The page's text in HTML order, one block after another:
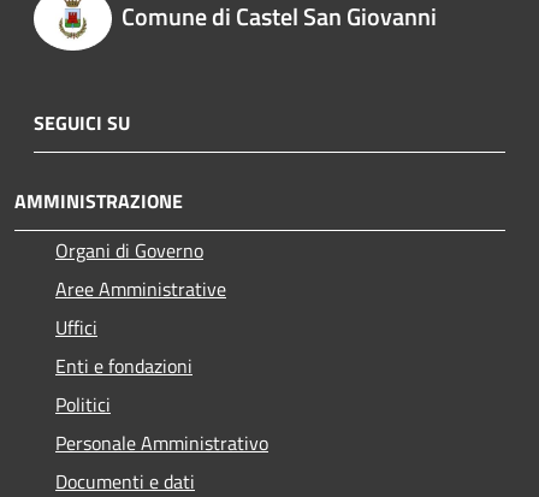
Comune di Castel San Giovanni
SEGUICI SU
AMMINISTRAZIONE
Organi di Governo
Aree Amministrative
Uffici
Enti e fondazioni
Politici
Personale Amministrativo
Documenti e dati